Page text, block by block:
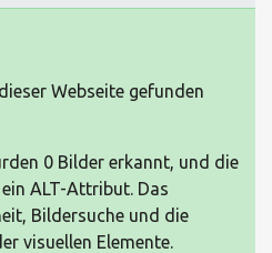
Webseite gefunden
0 Bilder erkannt, und die
ALT-Attribut. Das
Bildersuche und die
visuellen Elemente.